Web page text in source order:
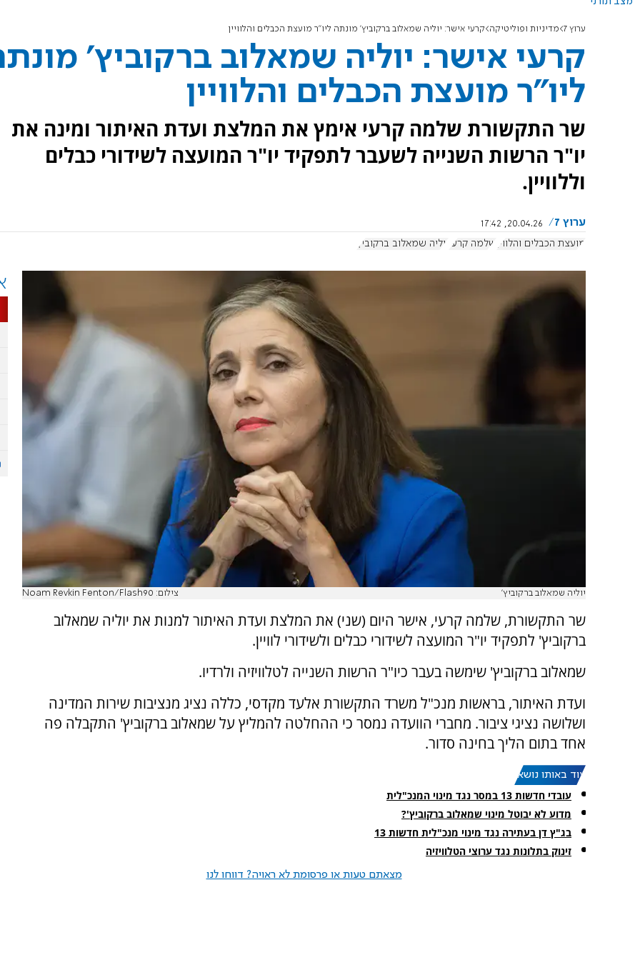
ערוץ 7 מדיניות ופוליטיקה קרעי אישר: יוליה שמאלוב ברקוביץ' מונתה ליו"ר מועצת הכבלים והלוויין
קרעי אישר: יוליה שמאלוב ברקוביץ'
ליו"ר מועצת הכבלים והלוויין
שר התקשורת שלמה קרעי אימץ את המלצת ועדת האיתור ומינה את
יו"ר הרשות השנייה לשעבר לתפקיד יו"ר המועצה לשידורי כבלים
וללוויין.
ערוץ 7
20.04.26, 17:42
מועצת הכבלים והלווין
שלמה קרעי יוליה שמאלוב ברקוביץ
יוליה שמאלוב ברקוביץ' צילום: Noam Revkin Fenton/Flash90
שר התקשורת, שלמה קרעי, אישר היום (שני) את המלצת ועדת האיתור למנות את יוליה שמאלוב
ברקוביץ' לתפקיד יו"ר המועצה לשידורי כבלים ולשידורי לוויין.
שמאלוב ברקוביץ' שימשה בעבר כיו"ר הרשות השנייה לטלוויזיה ולרדיו.
ועדת האיתור, בראשות מנכ"ל משרד התקשורת אלעד מקדסי, כללה נציג מנציבות שירות המדינה
ושלושה נציגי ציבור. מחברי הוועדה נמסר כי ההחלטה להמליץ על שמאלוב ברקוביץ' התקבלה פה
אחד בתום הליך בחינה סדור.
עוד באותו נושא:
עובדי חדשות 13 במסר נגד מינוי המנכ"לית
מדוע לא יבוטל מינוי שמאלוב ברקוביץ'?
בג"ץ דן בעתירה נגד מינוי מנכ"לית חדשות 13
זינוק בתלונות נגד ערוצי הטלוויזיה
מצאתם טעות או פרסומת לא ראויה? דווחו לנו